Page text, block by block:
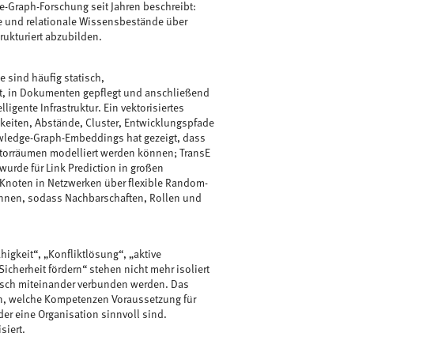
Forschung seit Jahren beschreibt:
und relationale Wissensbestände über
abzubilden.
sind häufig statisch,
in Dokumenten gepflegt und anschließend
Infrastruktur. Ein vektorisiertes
Abstände, Cluster, Entwicklungspfade
Graph-Embeddings hat gezeigt, dass
modelliert werden können; TransE
für Link Prediction in großen
in Netzwerken über flexible Random-
sodass Nachbarschaften, Rollen und
„Konfliktlösung“, „aktive
fördern“ stehen nicht mehr isoliert
miteinander verbunden werden. Das
welche Kompetenzen Voraussetzung für
eine Organisation sinnvoll sind.